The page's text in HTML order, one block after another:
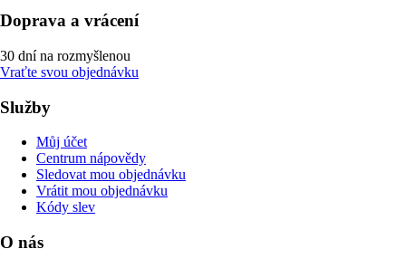
Doprava a vrácení
30 dní na rozmyšlenou
Vraťte svou objednávku
Služby
Můj účet
Centrum nápovědy
Sledovat mou objednávku
Vrátit mou objednávku
Kódy slev
O nás